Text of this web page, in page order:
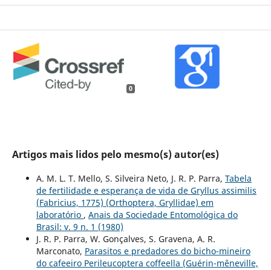
0
Artigos mais lidos pelo mesmo(s) autor(es)
A. M. L. T. Mello, S. Silveira Neto, J. R. P. Parra, Tabela
de fertilidade e esperança de vida de Gryllus assimilis
(Fabricius, 1775) (Orthoptera, Gryllidae) em
laboratório , Anais da Sociedade Entomológica do
Brasil: v. 9 n. 1 (1980)
J. R. P. Parra, W. Gonçalves, S. Gravena, A. R.
Marconato, Parasitos e predadores do bicho-mineiro
do cafeeiro Perileucoptera coffeella (Guérin-mêneville,